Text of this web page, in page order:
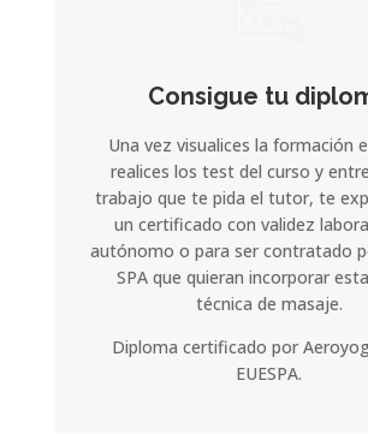
Consigue tu
Una vez visualices la formación
realices los test del curso y
trabajo que te pida el tutor, te
un certificado con validez
autónomo o para ser contratado
SPA que quieran incorporar
técnica de masaje.
Diploma certificado por
EUESPA.